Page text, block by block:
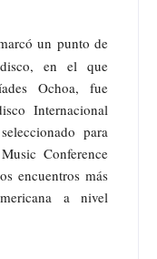
un punto de
en el que
Ochoa, fue
Internacional
para
Conference
encuentros más
a nivel